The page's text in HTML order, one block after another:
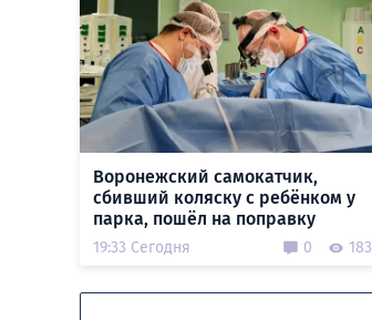
Воронежский самокатчик,
сбивший коляску с ребёнком у
парка, пошёл на поправку
19:33 Сегодня 0 183